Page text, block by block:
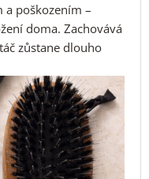
a poškozením –
doma. Zachovává
zůstane dlouho